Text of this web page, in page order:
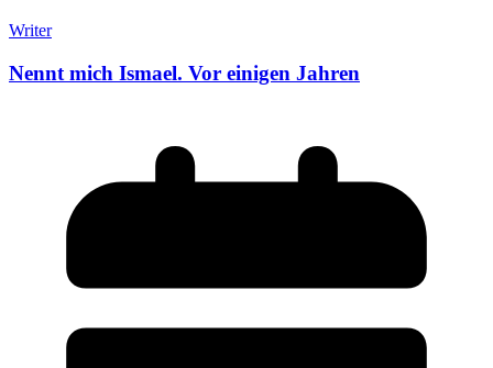
Writer
Nennt mich Ismael. Vor einigen Jahren